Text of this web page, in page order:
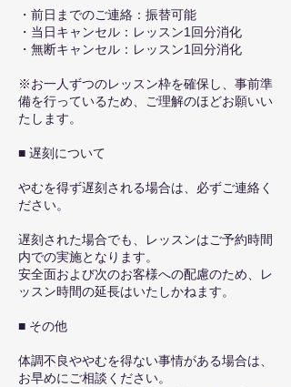
・前日までのご連絡：振替可能
・当日キャンセル：レッスン1回分消化
・無断キャンセル：レッスン1回分消化
※お一人ずつのレッスン枠を確保し、事前準
備を行っているため、ご理解のほどお願いい
たします。
■ 遅刻について
やむを得ず遅刻される場合は、必ずご連絡く
ださい。
遅刻された場合でも、レッスンはご予約時間
内での実施となります。
安全面および次のお客様への配慮のため、レ
ッスン時間の延長はいたしかねます。
■ その他
体調不良ややむを得ない事情がある場合は、
お早めにご相談ください。